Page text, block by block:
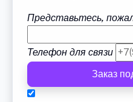
Представьтесь,
Телефон для связи
Заказ